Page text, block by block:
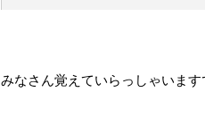
みなさん覚えていらっしゃいます